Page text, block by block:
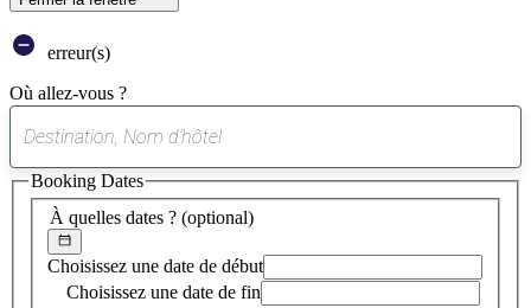
erreur(s)
Où allez-vous ?
suggestion
trouvée
À quelles dates ? (optional)
Choisissez une date de début
Choisissez une date de fin
Booking Dates